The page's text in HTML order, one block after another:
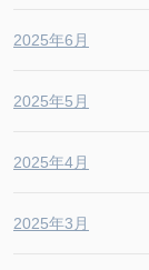
2025年6月
2025年5月
2025年4月
2025年3月